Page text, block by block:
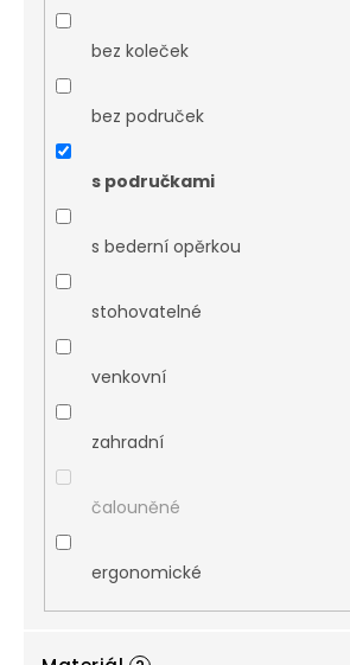
bez koleček
bez područek
s područkami
s bederní opěrkou
stohovatelné
venkovní
zahradní
čalouněné
ergonomické